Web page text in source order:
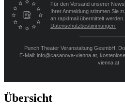
Für den Versand unserer
Ihrer Anmeldung stimmen Sie
an rapidmail übermittelt
Datenschutzbestimmungen
Punch Theater Veranstaltung GesmbH,
E-Mail: info@casanova-vienna.at,
vienna.at
Übersicht